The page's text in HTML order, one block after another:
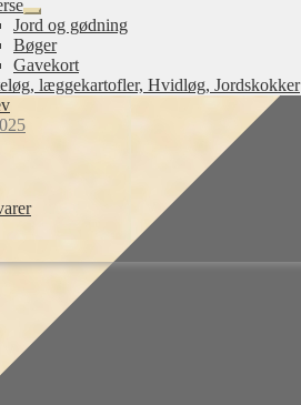
Udfold
undermenu
Jord og gødning
Bøger
Gavekort
læggekartofler, Hvidløg, Jordskokker